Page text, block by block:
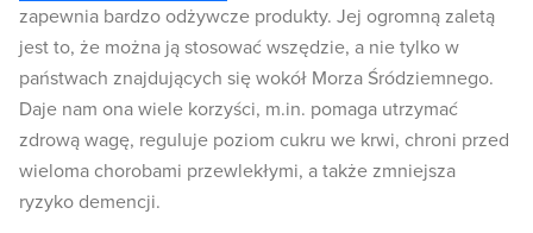
zapewnia bardzo odżywcze produkty. Jej ogromną zaletą
jest to, że można ją stosować wszędzie, a nie tylko w
państwach znajdujących się wokół Morza Śródziemnego.
Daje nam ona wiele korzyści, m.in. pomaga utrzymać
zdrową wagę, reguluje poziom cukru we krwi, chroni przed
wieloma chorobami przewlekłymi, a także zmniejsza
ryzyko demencji.